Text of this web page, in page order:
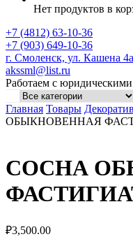
Нет продуктов в
+7 (4812) 63-10-36
+7 (903) 649-10-36
г. Смоленск, ул. Кашена 4а
akssml@list.ru
Работаем с
Главная Товары
ОБЫКНОВЕННАЯ
СОСНА
₽3,500.00